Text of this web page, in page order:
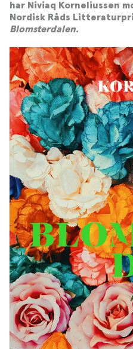
har Niviaq Korneliussen
Nordisk Råds
Blomsterdalen.